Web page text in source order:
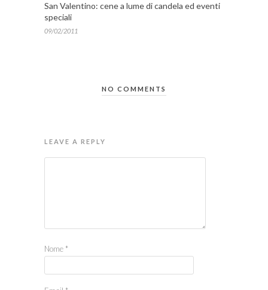
San Valentino: cene a lume di candela ed eventi
speciali
09/02/2011
NO COMMENTS
LEAVE A REPLY
Nome *